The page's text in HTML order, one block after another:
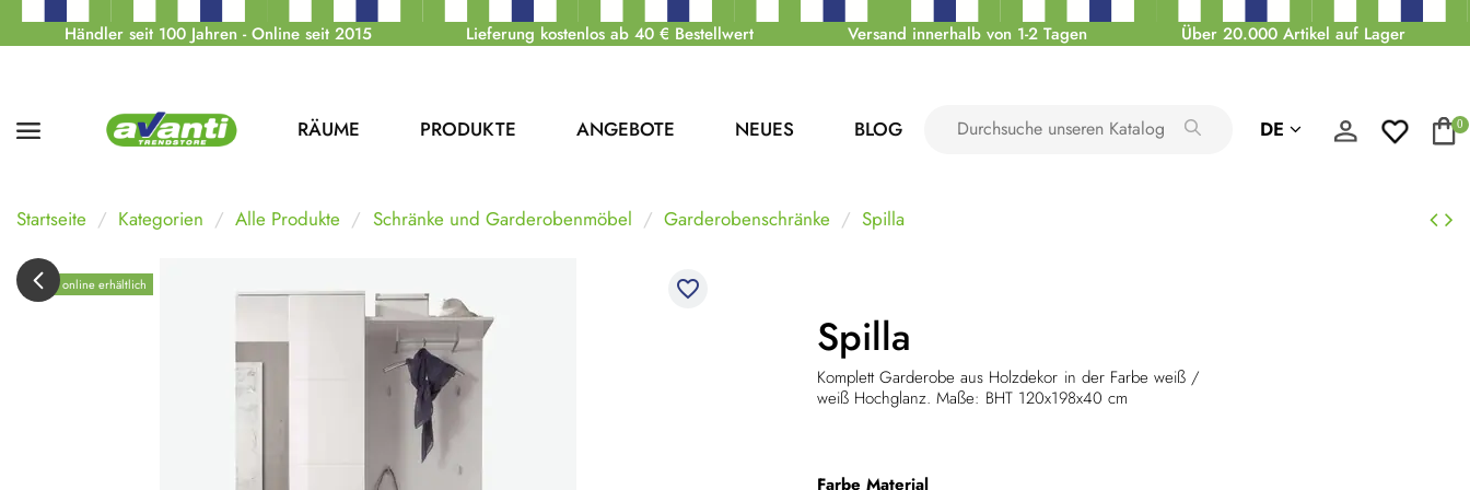
Händler seit 100 Jahren - Online seit 2015 Lieferung kostenlos ab 40 € Bestellwert Versand innerhalb von 1-2 Tagen Über 20.000 Artikel auf Lager
RÄUME PRODUKTE ANGEBOTE NEUES BLOG DE 0
Startseite Kategorien Alle Produkte Schränke und Garderobenmöbel Garderobenschränke Spilla
Nur online erhältlich favorite_border
Spilla
Komplett Garderobe aus Holzdekor in der Farbe weiß /
weiß Hochglanz. Maße: BHT 120x198x40 cm
Farbe Material